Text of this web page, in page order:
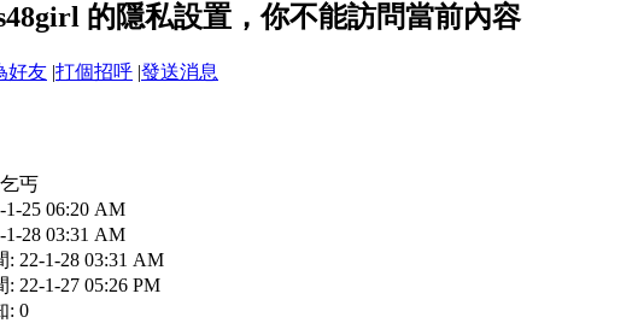
的隱私設置，你不能訪問當前內容
好友 |打個招呼 |發送消息
丐
25 06:20 AM
28 03:31 AM
: 22-1-28 03:31 AM
: 22-1-27 05:26 PM
: 0